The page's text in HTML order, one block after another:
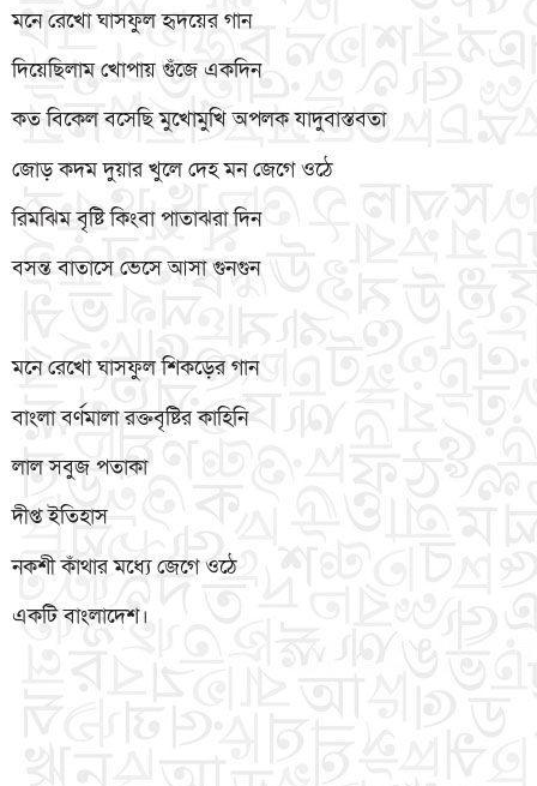
মনে রেখো ঘাসফুল হৃদয়ের গান
দিয়েছিলাম খোপায় গুঁজে একদিন
কত বিকেল বসেছি মুখোমুখি অপলক যাদুবাস্তবতা
জোড় কদম দুয়ার খুলে দেহ মন জেগে ওঠে
রিমঝিম বৃষ্টি কিংবা পাতাঝরা দিন
বসন্ত বাতাসে ভেসে আসা গুনগুন
মনে রেখো ঘাসফুল শিকড়ের গান
বাংলা বর্ণমালা রক্তবৃষ্টির কাহিনি
লাল সবুজ পতাকা
দীপ্ত ইতিহাস
নকশী কাঁথার মধ্যে জেগে ওঠে
একটি বাংলাদেশ।